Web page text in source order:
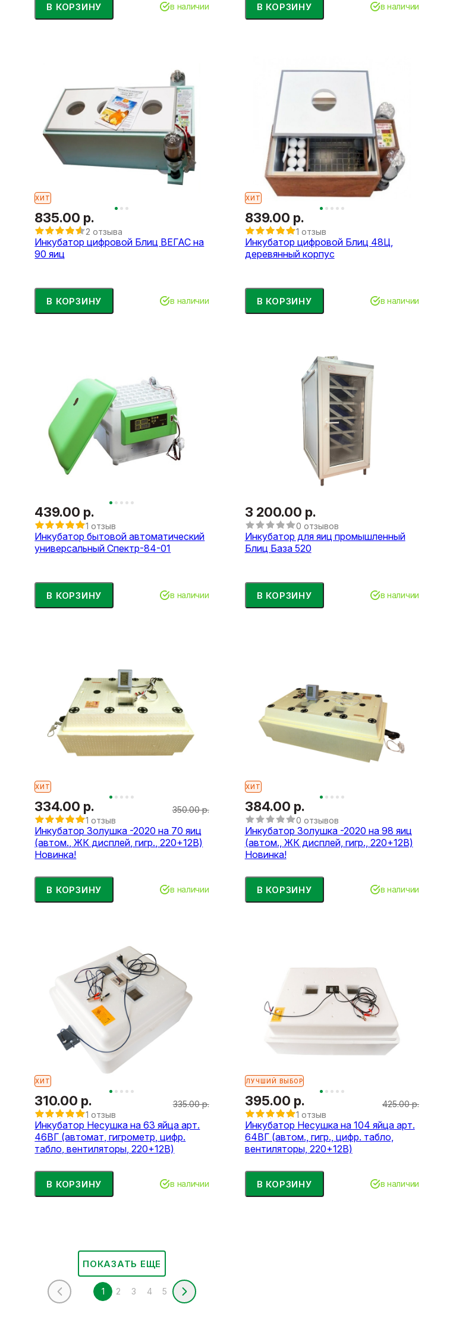
В КОРЗИНУ в наличии В КОРЗИНУ в наличии
ХИТ
835.00 р.
2 отзыва
Инкубатор цифровой Блиц ВЕГАС на
90 яиц
В КОРЗИНУ в наличии
ХИТ
839.00 р.
1 отзыв
Инкубатор цифровой Блиц 48Ц,
деревянный корпус
В КОРЗИНУ в наличии
439.00 р.
1 отзыв
Инкубатор бытовой автоматический
универсальный Спектр-84-01
В КОРЗИНУ в наличии
3 200.00 р.
0 отзывов
Инкубатор для яиц промышленный
Блиц База 520
В КОРЗИНУ в наличии
ХИТ
334.00 р.
350.00 р.
1 отзыв
Инкубатор Золушка -2020 на 70 яиц
(автом., ЖК дисплей, гигр., 220+12В)
Новинка!
В КОРЗИНУ в наличии
ХИТ
384.00 р.
0 отзывов
Инкубатор Золушка -2020 на 98 яиц
(автом., ЖК дисплей, гигр., 220+12В)
Новинка!
В КОРЗИНУ в наличии
ХИТ
310.00 р.
335.00 р.
1 отзыв
Инкубатор Несушка на 63 яйца арт.
46ВГ (автомат, гигрометр, цифр.
табло, вентиляторы, 220+12В)
В КОРЗИНУ в наличии
ЛУЧШИЙ ВЫБОР
395.00 р.
425.00 р.
1 отзыв
Инкубатор Несушка на 104 яйца арт.
64ВГ (автом., гигр., цифр. табло,
вентиляторы, 220+12В)
В КОРЗИНУ в наличии
ПОКАЗАТЬ ЕЩЕ
1 2 3 4 5